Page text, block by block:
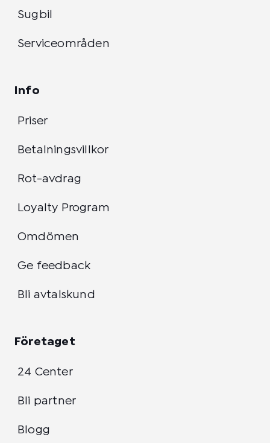
Sugbil
Serviceområden
Info
Priser
Betalningsvillkor
Rot-avdrag
Loyalty Program
Omdömen
Ge feedback
Bli avtalskund
Företaget
24 Center
Bli partner
Blogg